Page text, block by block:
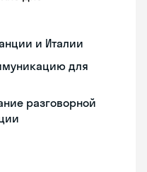
и Италии
для
разговорной